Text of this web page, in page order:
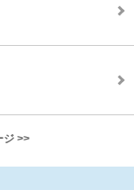
ジ >>